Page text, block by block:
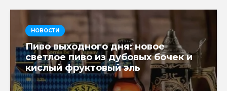
НОВОСТИ
Пиво выходного дня: новое
светлое пиво из дубовых бочек и
кислый фруктовый эль